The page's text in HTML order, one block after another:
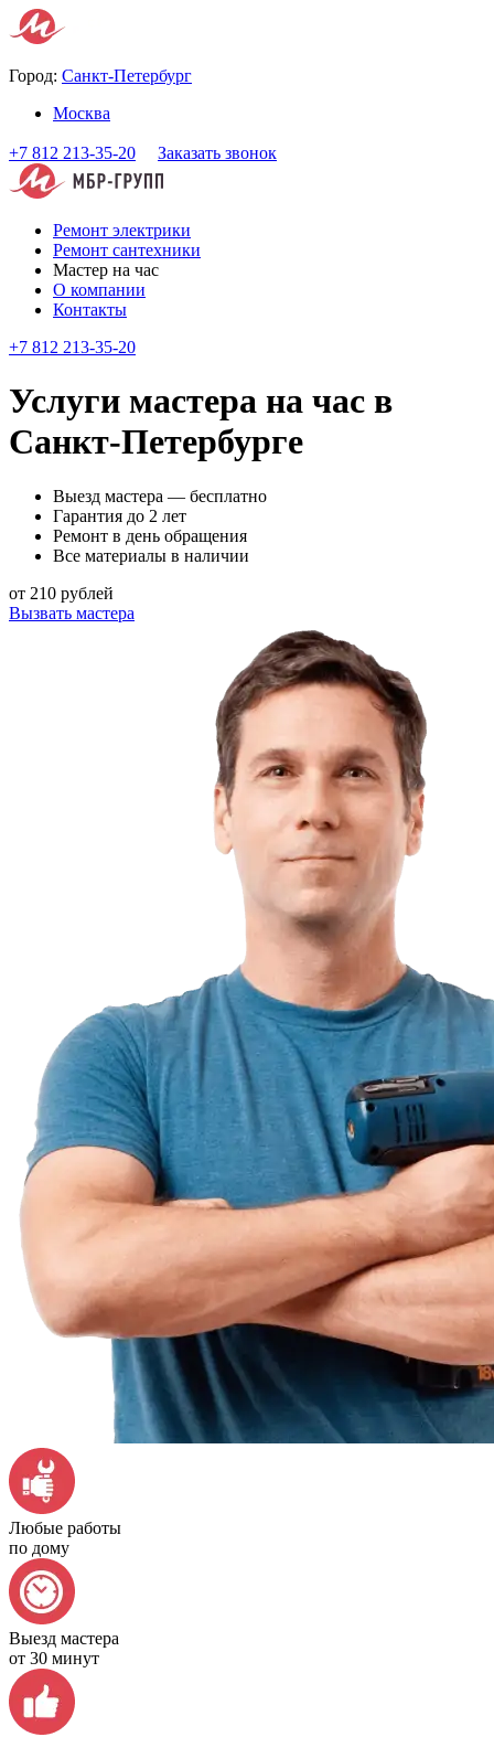
Город: Санкт-Петербург
Москва
+7 812 213-35-20 Заказать звонок
Ремонт электрики
Ремонт сантехники
Мастер на час
О компании
Контакты
+7 812 213-35-20
Услуги мастера на час в
Санкт-Петербурге
Выезд мастера — бесплатно
Гарантия до 2 лет
Ремонт в день обращения
Все материалы в наличии
от 210 рублей
Вызвать мастера
Любые работы
по дому
Выезд мастера
от 30 минут